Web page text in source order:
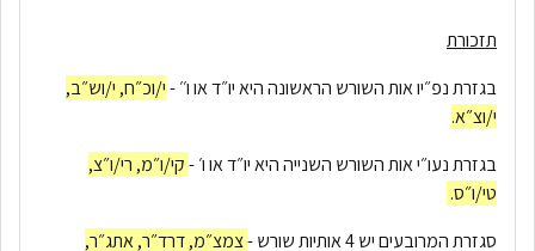
תזכורת
בגזרת נפ״יו אות השורש הראשונה היא יו״ד או ו׳׳ -י/וכ״ח, י/וש״ב,
י/וצ״א.
בגזרת נעו״י אות השורש השנייה היא יו״ד או ו׳ -קי/ו״מ, רי/ו״צ,
טי/ו״ס.
סגזרת המרובעים יש 4 אותיות שורש -
צמצ״מ, דרד״ר, אתג״ר,